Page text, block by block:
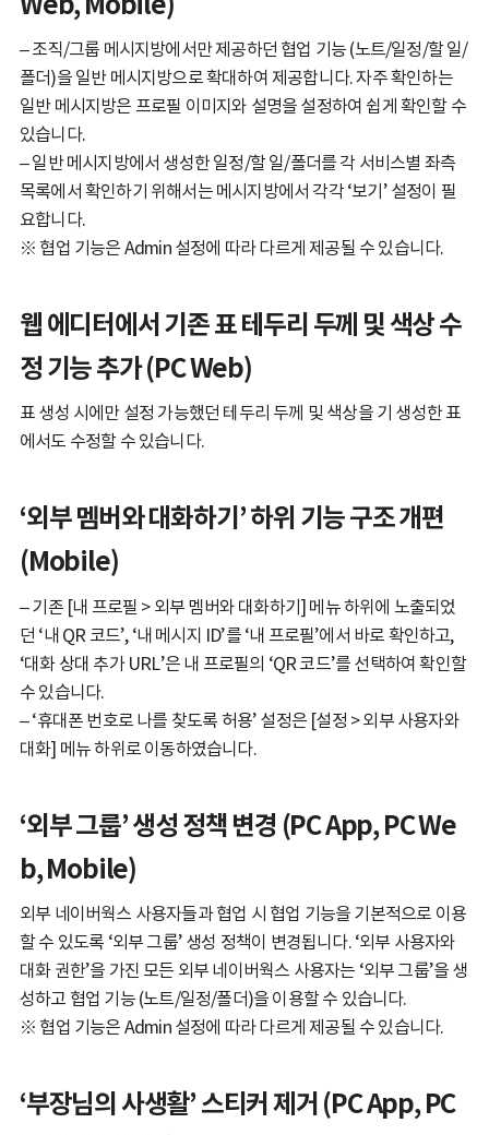
– 조직/그룹 메시지방에서만 제공하던 협업 기능 (노트/일정/할 일/
폴더)을 일반 메시지방으로 확대하여 제공합니다. 자주 확인하는
일반 메시지방은 프로필 이미지와 설명을 설정하여 쉽게 확인할 수
있습니다.
– 일반 메시지방에서 생성한 일정/할 일/폴더를 각 서비스별 좌측
목록에서 확인하기 위해서는 메시지방에서 각각 ‘보기’ 설정이 필
요합니다.
※ 협업 기능은 Admin 설정에 따라 다르게 제공될 수 있습니다.
웹 에디터에서 기존 표 테두리 두께 및 색상 수
정 기능 추가 (PC Web)
표 생성 시에만 설정 가능했던 테두리 두께 및 색상을 기 생성한 표
에서도 수정할 수 있습니다.
‘외부 멤버와 대화하기’ 하위 기능 구조 개편
(Mobile)
– 기존 [내 프로필 > 외부 멤버와 대화하기] 메뉴 하위에 노출되었
던 ‘내 QR 코드’, ‘내 메시지 ID’를 ‘내 프로필’에서 바로 확인하고,
‘대화 상대 추가 URL’은 내 프로필의 ‘QR 코드’를 선택하여 확인할
수 있습니다.
– ‘휴대폰 번호로 나를 찾도록 허용’ 설정은 [설정 > 외부 사용자와
대화] 메뉴 하위로 이동하였습니다.
‘외부 그룹’ 생성 정책 변경 (PC App, PC We
b, Mobile)
외부 네이버웍스 사용자들과 협업 시 협업 기능을 기본적으로 이용
할 수 있도록 ‘외부 그룹’ 생성 정책이 변경됩니다. ‘외부 사용자와
대화 권한’을 가진 모든 외부 네이버웍스 사용자는 ‘외부 그룹’을 생
성하고 협업 기능 (노트/일정/폴더)을 이용할 수 있습니다.
※ 협업 기능은 Admin 설정에 따라 다르게 제공될 수 있습니다.
‘부장님의 사생활’ 스티커 제거 (PC App, PC